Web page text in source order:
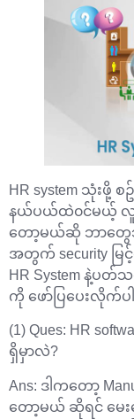
HR system သုံးဖို့
နယ်ပယ်ထဲ၀င်မယ့် လူ
တော့မယ်ဆို ဘာတွေသိ
အတွက် security မ
HR System နဲ့
ကို ဖော်ပြပေးလိုက်
(1) Ques: HR
ရှိမှာလဲ?
Ans: ဒါကတော့
တော့မယ် ဆိုရင် မေးလ